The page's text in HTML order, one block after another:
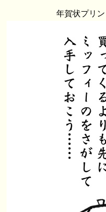
年賀状プリ